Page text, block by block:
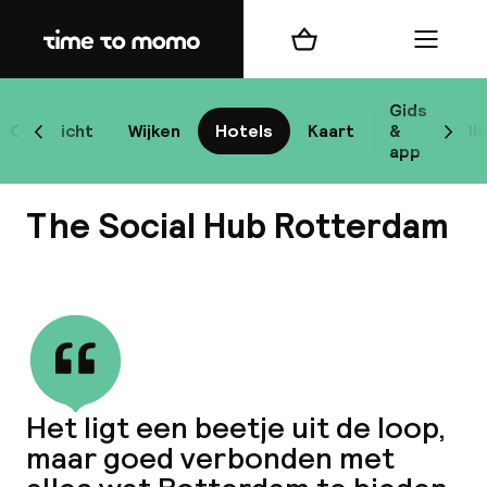
Home
Overzicht Wijken Hotels Kaart
Gids
&
app
Scroll naar links
Winkelmand Menu
The Social Hub Rotterdam
Het ligt een beetje uit de loop,
maar goed verbonden met